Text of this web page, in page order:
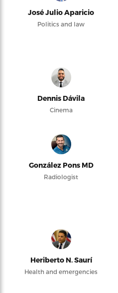
José Julio Aparicio
Politics and law
Dennis Dávila
Cinema
González Pons MD
Radiologist
Heriberto N. Saurí
Health and emergencies